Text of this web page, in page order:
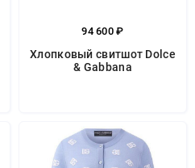
94 600 ₽
Хлопковый свитшот Dolce
& Gabbana